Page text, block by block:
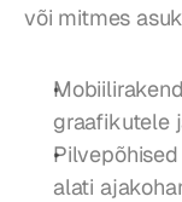
või mitmes
graafikutele
alati